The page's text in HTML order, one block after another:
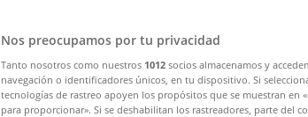
Nos preocupamos por tu privacidad
Tanto nosotros como nuestros 1012 socios almacenamos y
navegación o identificadores únicos, en tu dispositivo. Si
tecnologías de rastreo apoyen los propósitos que se muestran en
para proporcionar». Si se deshabilitan los rastreadores, parte del